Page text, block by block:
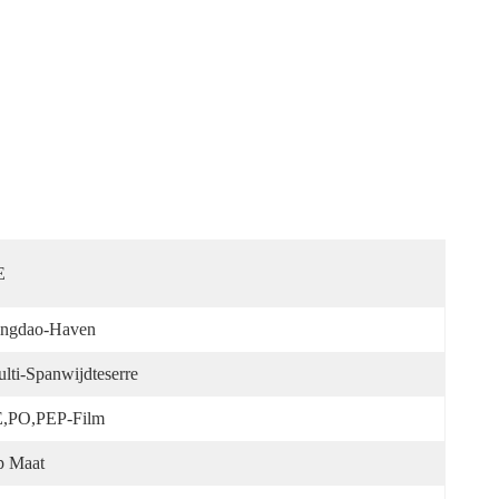
Haven
Spanwijdteserre
Film
Maat